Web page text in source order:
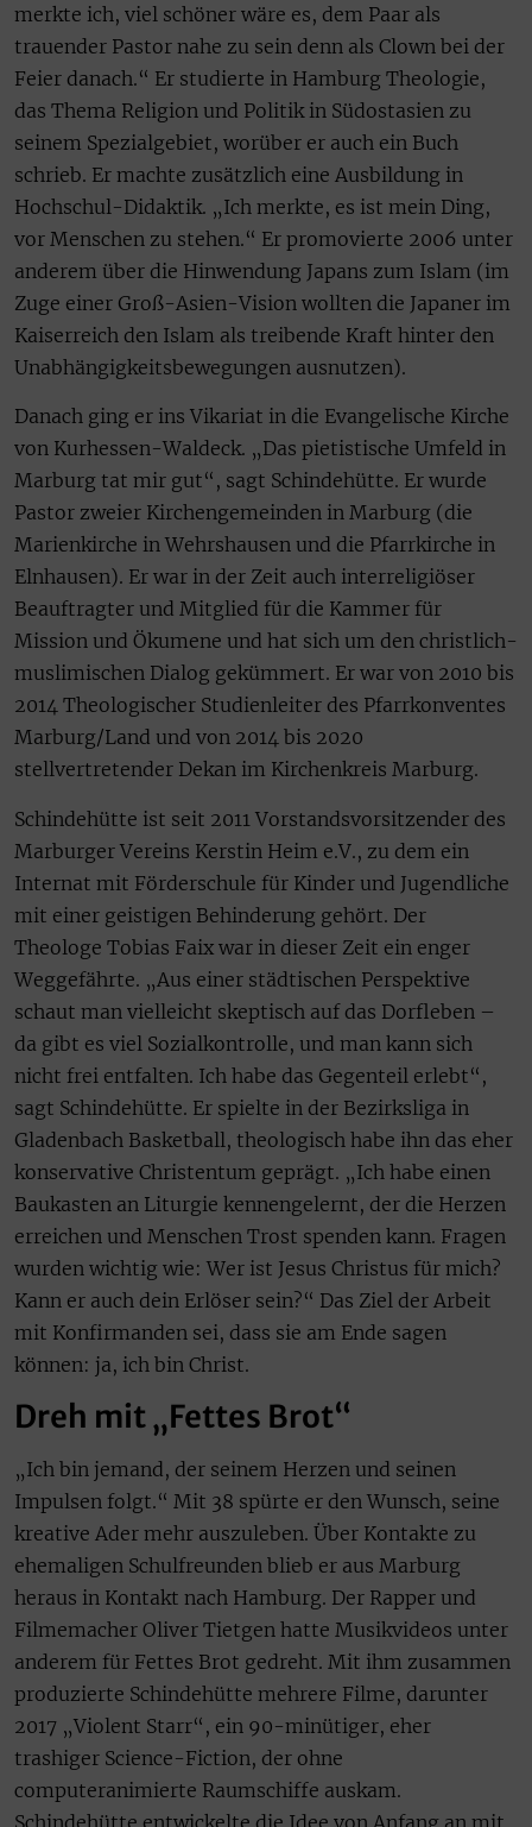
merkte ich, viel schöner wäre es, dem Paar als
trauender Pastor nahe zu sein denn als Clown bei der
Feier danach.“ Er studierte in Hamburg Theologie,
das Thema Religion und Politik in Südostasien zu
seinem Spezialgebiet, worüber er auch ein Buch
schrieb. Er machte zusätzlich eine Ausbildung in
Hochschul-Didaktik. „Ich merkte, es ist mein Ding,
vor Menschen zu stehen.“ Er promovierte 2006 unter
anderem über die Hinwendung Japans zum Islam (im
Zuge einer Groß-Asien-Vision wollten die Japaner im
Kaiserreich den Islam als treibende Kraft hinter den
Unabhängigkeitsbewegungen ausnutzen).
Danach ging er ins Vikariat in die Evangelische Kirche
von Kurhessen-Waldeck. „Das pietistische Umfeld in
Marburg tat mir gut“, sagt Schindehütte. Er wurde
Pastor zweier Kirchengemeinden in Marburg (die
Marienkirche in Wehrshausen und die Pfarrkirche in
Elnhausen). Er war in der Zeit auch interreligiöser
Beauftragter und Mitglied für die Kammer für
Mission und Ökumene und hat sich um den christlich-
muslimischen Dialog gekümmert. Er war von 2010 bis
2014 Theologischer Studienleiter des Pfarrkonventes
Marburg/Land und von 2014 bis 2020
stellvertretender Dekan im Kirchenkreis Marburg.
Schindehütte ist seit 2011 Vorstandsvorsitzender des
Marburger Vereins Kerstin Heim e.V., zu dem ein
Internat mit Förderschule für Kinder und Jugendliche
mit einer geistigen Behinderung gehört. Der
Theologe Tobias Faix war in dieser Zeit ein enger
Weggefährte. „Aus einer städtischen Perspektive
schaut man vielleicht skeptisch auf das Dorfleben –
da gibt es viel Sozialkontrolle, und man kann sich
nicht frei entfalten. Ich habe das Gegenteil erlebt“,
sagt Schindehütte. Er spielte in der Bezirksliga in
Gladenbach Basketball, theologisch habe ihn das eher
konservative Christentum geprägt. „Ich habe einen
Baukasten an Liturgie kennengelernt, der die Herzen
erreichen und Menschen Trost spenden kann. Fragen
wurden wichtig wie: Wer ist Jesus Christus für mich?
Kann er auch dein Erlöser sein?“ Das Ziel der Arbeit
mit Konfirmanden sei, dass sie am Ende sagen
können: ja, ich bin Christ.
Dreh mit „Fettes Brot“
„Ich bin jemand, der seinem Herzen und seinen
Impulsen folgt.“ Mit 38 spürte er den Wunsch, seine
kreative Ader mehr auszuleben. Über Kontakte zu
ehemaligen Schulfreunden blieb er aus Marburg
heraus in Kontakt nach Hamburg. Der Rapper und
Filmemacher Oliver Tietgen hatte Musikvideos unter
anderem für Fettes Brot gedreht. Mit ihm zusammen
produzierte Schindehütte mehrere Filme, darunter
2017 „Violent Starr“, ein 90-minütiger, eher
trashiger Science-Fiction, der ohne
computeranimierte Raumschiffe auskam.